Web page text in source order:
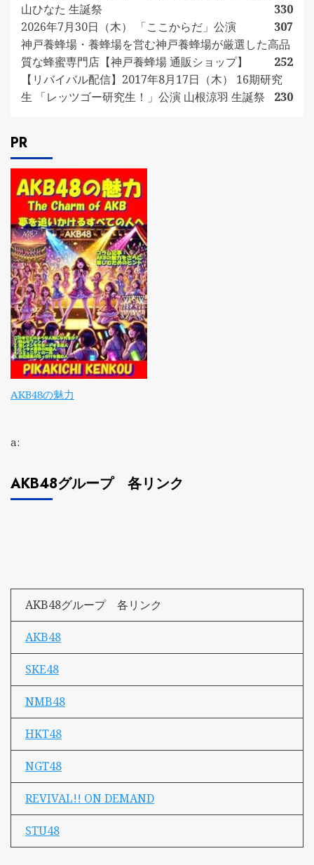
山ひなた 生誕祭
330
2026年7月30日（木） 「ここからだ」公演
307
神戸養蜂場・養蜂場を営む神戸養蜂場が厳選した高品
質な蜂蜜専門店【神戸養蜂場 通販ショップ】
252
【リバイバル配信】2017年8月17日（木） 16期研究
生 「レッツゴー研究生！」公演 山根涼羽 生誕祭
230
PR
AKB48の魅力
a:
AKB48グループ 各リンク
AKB48グループ 各リンク
AKB48
SKE48
NMB48
HKT48
NGT48
REVIVAL!! ON DEMAND
STU48